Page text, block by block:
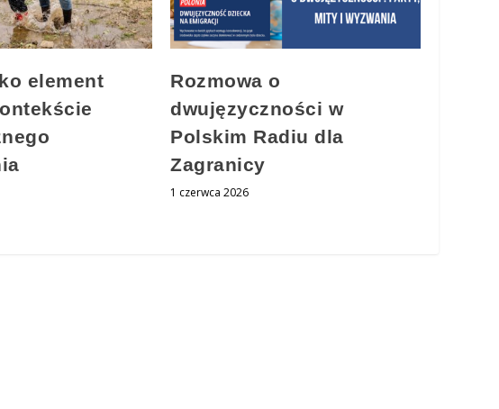
element
Rozmowa o
dwujęzyczności w
Polskim Radiu dla
Zagranicy
1 czerwca 2026